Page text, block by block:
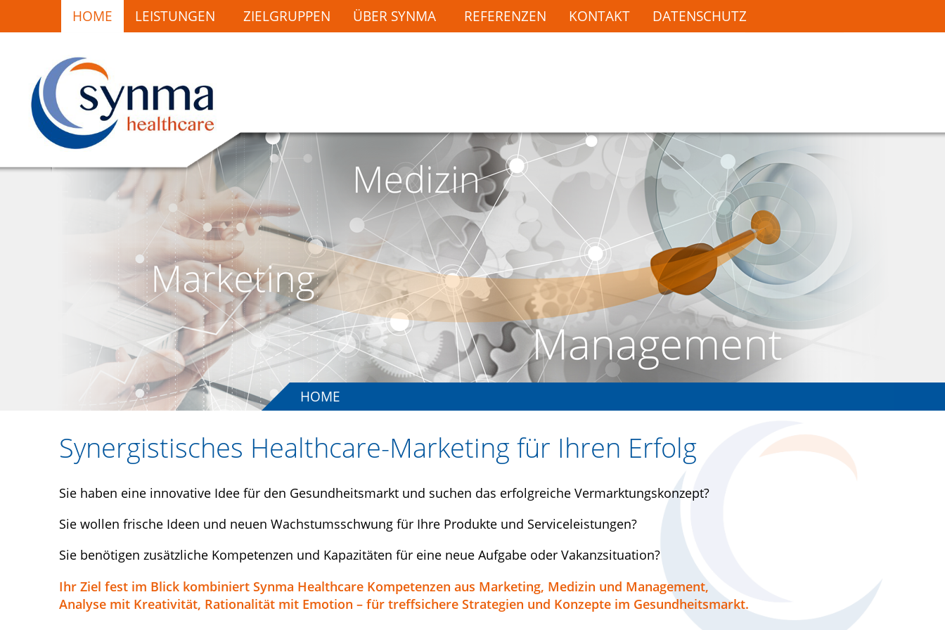
HOME
HOME LEISTUNGEN ZIELGRUPPEN ÜBER SYNMA REFERENZEN KONTAKT DATENSCHUTZ
HOME
Synergistisches Healthcare-Marketing für Ihren Erfolg
Sie haben eine innovative Idee für den Gesundheitsmarkt und suchen das erfolgreiche Vermarktungskonzept?
Sie wollen frische Ideen und neuen Wachstumsschwung für Ihre Produkte und Serviceleistungen?
Sie benötigen zusätzliche Kompetenzen und Kapazitäten für eine neue Aufgabe oder Vakanzsituation?
Ihr Ziel fest im Blick kombiniert Synma Healthcare Kompetenzen aus Marketing, Medizin und Management,
Analyse mit Kreativität, Rationalität mit Emotion – für treffsichere Strategien und Konzepte im Gesundheitsmarkt.